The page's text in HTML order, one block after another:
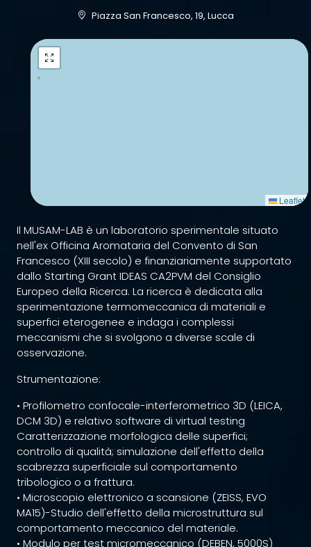
Piazza San Francesco, 19, Lucca
Leaflet
Il MUSAM-LAB è un laboratorio sperimentale situato
nell'ex Officina Aromataria del Convento di San
Francesco (XIII secolo) e finanziariamente supportato
dallo Starting Grant IDEAS CA2PVM del Consiglio
Europeo della Ricerca. La ricerca è dedicata alla
sperimentazione termomeccanica di materiali e
superfici eterogenee e indaga i complessi
meccanismi che si svolgono a diverse scale di
osservazione.
Strumentazione:
• Profilometro confocale-interferometrico 3D (LEICA,
DCM 3D) e relativo software di virtual testing
Caratterizzazione morfologica delle superfici;
controllo di qualità; simulazione dell'effetto della
scabrezza superficiale sul comportamento
tribologico o a frattura.
• Microscopio elettronico a scansione (ZEISS, EVO
MA15)-Studio dell'effetto della microstruttura sul
comportamento meccanico del materiale.
• Modulo per test micromeccanico (DEBEN, 5000S)